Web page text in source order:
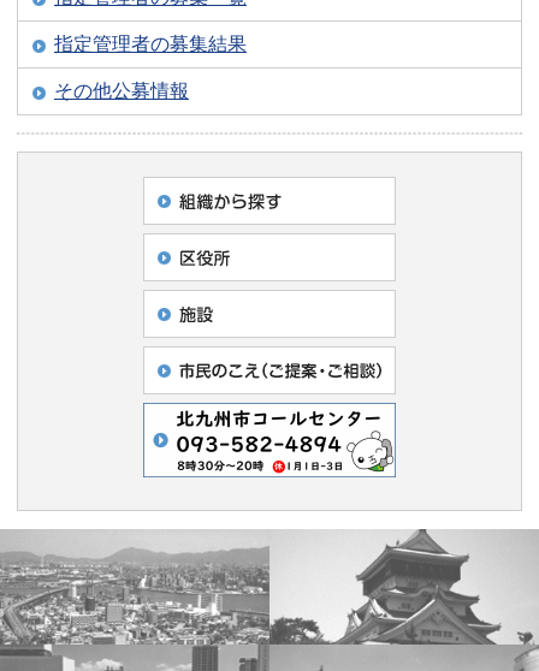
指定管理者の募集結果
その他公募情報